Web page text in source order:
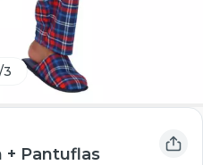
/3
+ Pantuflas